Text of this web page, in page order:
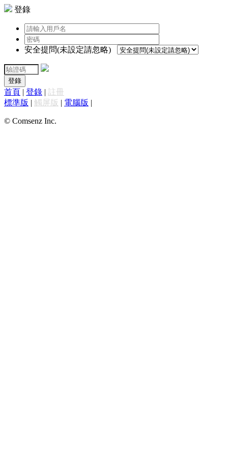
登錄
安全提問(未設定請忽略)
登錄
首頁 | 登錄 | 註冊
標準版 | 觸屏版 | 電腦版 |
© Comsenz Inc.